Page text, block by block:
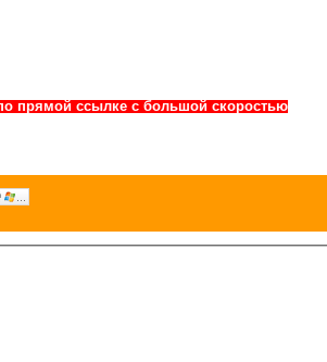
прямой ссылке с большой скоростью